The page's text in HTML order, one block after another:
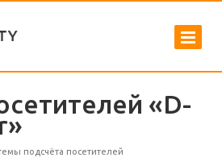
«D-
подсчёта посетителей